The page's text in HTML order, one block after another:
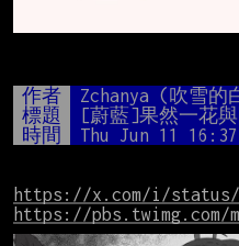
作者 Zchanya (吹雪的
標題
[蔚藍]果然一花
時間
Thu Jun 11
https://x.com/i/status/
https://pbs.twimg.com/